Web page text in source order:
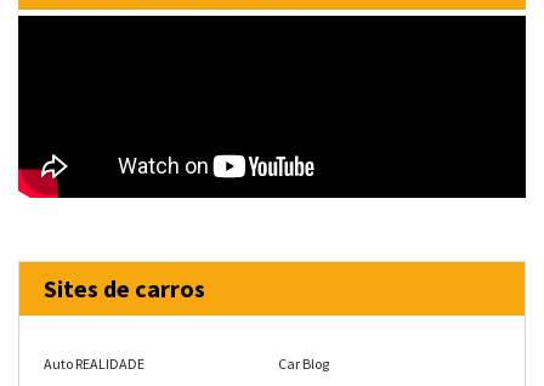
Sites de carros
Auto REALIDADE
Car Blog